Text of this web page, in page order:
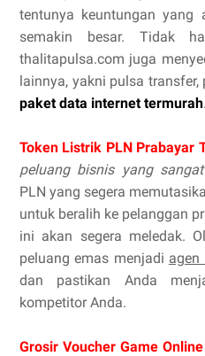
tentunya keuntungan yang
semakin besar. Tidak
thalitapulsa.com juga
lainnya, yakni pulsa
paket data internet termurah.
Token Listrik PLN Prabayar
peluang bisnis yang
PLN yang segera
untuk beralih ke pelanggan
ini akan segera meledak.
peluang emas menjadi agen
dan pastikan Anda
kompetitor Anda.
Grosir Voucher Game